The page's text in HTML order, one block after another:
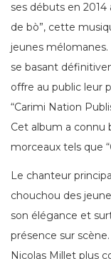
ses débuts en
de bò”, cette
jeunes
se basant
offre au public leur
“Carimi Nation
Cet album a connu
morceaux tels que
Le chanteur
chouchou des
son élégance et
présence sur
Nicolas Millet plus